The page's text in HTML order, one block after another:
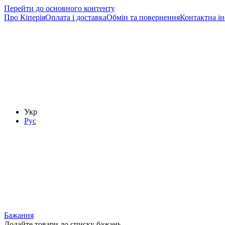
Перейти до основного контенту
Про КіперіяОплата і доставкаОбмін та поверненняКонтактна
Укр
Рус
Бажання